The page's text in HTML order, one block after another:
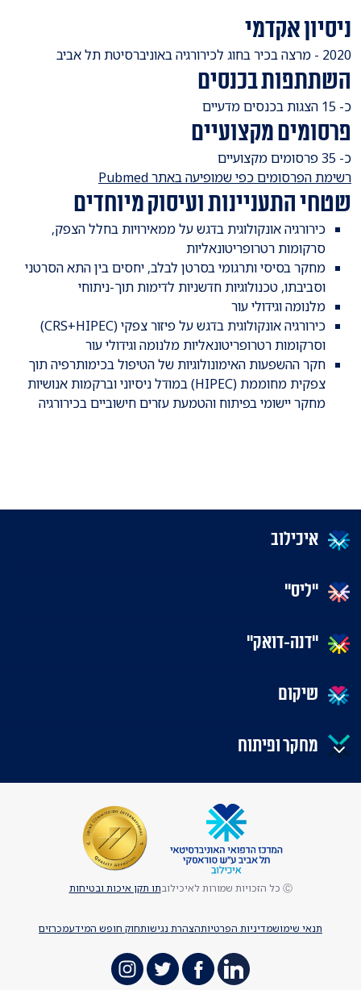
ניסיון אקדמי
​2020 - מרצה בכיר בחוג לכירורגיה באוניברסיטת תל אביב
השתתפות בכנסים
​כ- 15 הצגות בכנסים מדעיים
פרסומים מקצועיים
כ- 35 פרסומים מקצועיים
רשימת הפרסומים כפי שמופיעה באתר Pubmed
שטחי התעניינות ועיסוק מיוחדים
כירורגיה אונקולוגית בדגש על ממאירויות בחלל הצפק,
סרקומות רטרופריטונאליות
מחקר בסיסי ותרגומי בסרטן לבלב, יחסים בין התא הסרטני
וסביבתו, טכנולוגיות חדשניות לדימות תוך-ניתוחי
מלנומה וגידולי עור
כירורגיה אונקולוגית בדגש על פיזור צפקי (CRS+HIPEC)
וסרקומות רטרופריטונאליות מלנומה וגידולי עור
חקר ההשפעות האימונולוגיות של הטיפול בכימותרפיה תוך
צפקית מחוממת (HIPEC) במודל ניסיוני וברקמות אנושיות
מחקר יישומי בפיתוח והטמעת עזרים חישוביים בכירורגיה
איכילוב
"ליס"
"דנה-דואק"
שיקום
מחקר ופיתוח
תנאי שימושמדיניות הפרטיותהצהרת נגישותחוק חופש המידעמכרזים
Ⓒ כל הזכויות שמורות לאיכילוב תו תקן איכות ובטיחות